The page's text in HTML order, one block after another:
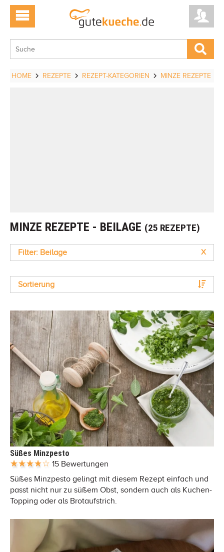
HOME REZEPTE REZEPT-KATEGORIEN MINZE REZEPTE
MINZE REZEPTE - BEILAGE (25 REZEPTE)
Filter: Beilage X
Sortierung
Süßes Minzpesto
15 Bewertungen
Süßes Minzpesto gelingt mit diesem Rezept einfach und
passt nicht nur zu süßem Obst, sondern auch als Kuchen-
Topping oder als Brotaufstrich.